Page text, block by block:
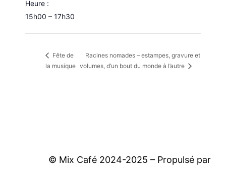
Heure :
15h00 – 17h30
Fête de
la musique
Racines nomades – estampes, gravure et
volumes, d’un bout du monde à l’autre
© Mix Café 2024-2025 – Propulsé par